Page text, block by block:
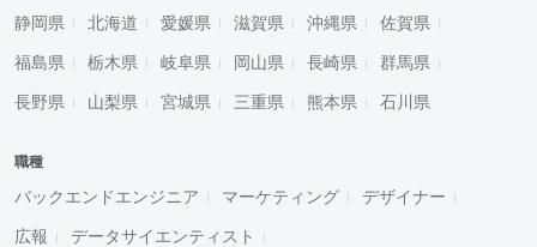
静岡県 北海道 愛媛県 滋賀県 沖縄県 佐賀県
福島県 栃木県 岐阜県 岡山県 長崎県 群馬県
長野県 山梨県 宮城県 三重県 熊本県 石川県
職種
バックエンドエンジニア マーケティング デザイナー
広報 データサイエンティスト